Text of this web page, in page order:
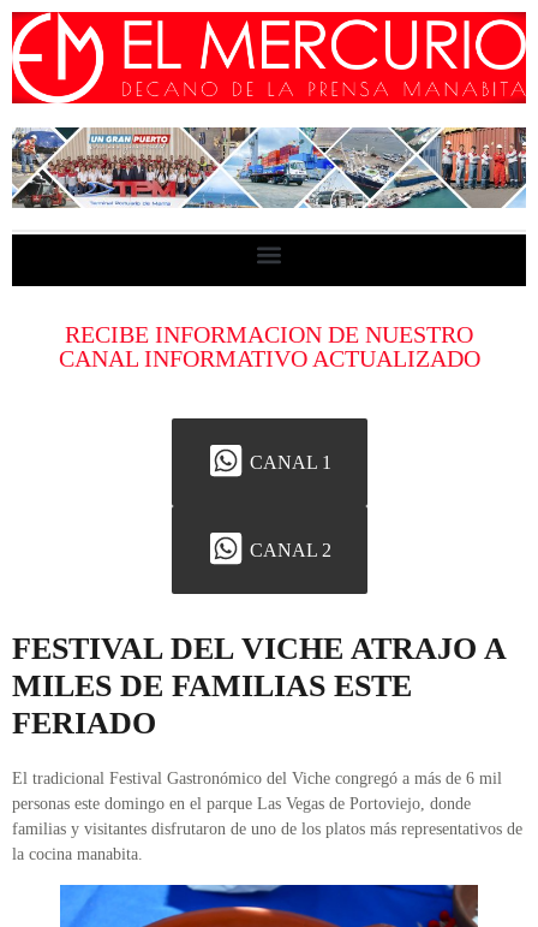
RECIBE INFORMACION DE NUESTRO
CANAL INFORMATIVO ACTUALIZADO
CANAL 1
CANAL 2
FESTIVAL DEL VICHE ATRAJO A
MILES DE FAMILIAS ESTE
FERIADO
El tradicional Festival Gastronómico del Viche congregó a más de 6 mil
personas este domingo en el parque Las Vegas de Portoviejo, donde
familias y visitantes disfrutaron de uno de los platos más representativos de
la cocina manabita.